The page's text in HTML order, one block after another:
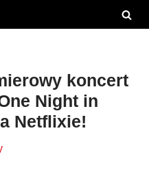
koncert
Night in
Netflixie!